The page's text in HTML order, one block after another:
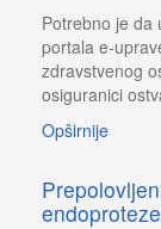
Potrebno je da
portala e-
zdravstvenog
osiguranici
Opširnije